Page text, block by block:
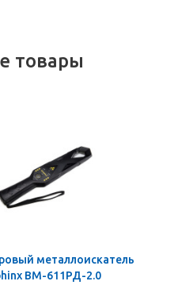
товары
металлоискатель
ВМ-611РД-2.0